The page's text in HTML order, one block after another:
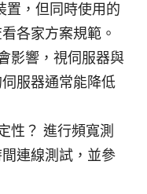
置，但同時使用的
各家方案規範。
影響，視伺服器與
服器通常能降低
性？ 進行頻寬測
連線測試，並參